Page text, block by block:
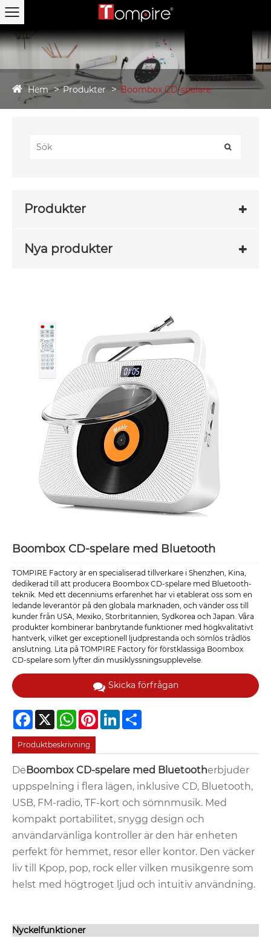
Hem Produkter Boombox CD-spelare
Produkter
Nya produkter
Boombox CD-spelare med Bluetooth
TOMPIRE Factory är en specialiserad tillverkare i Shenzhen, Kina,
dedikerad till att producera Boombox CD-spelare med Bluetooth-
teknik. Med ett decenniums erfarenhet har vi etablerat oss som en
ledande leverantör på den globala marknaden, och vänder oss till
kunder från USA, Mexiko, Storbritannien, Sydkorea och Japan. Våra
produkter kombinerar banbrytande funktioner med högkvalitativt
hantverk, vilket ger exceptionell ljudprestanda och sömlös trådlös
anslutning. Lita på TOMPIRE Factory för förstklassiga Boombox
CD-spelare som lyfter din musiklyssningsupplevelse.
Skicka förfrågan
Facebook
X WhatsAppPinterestLinkedIn
Produktbeskrivning
DeBoombox CD-spelare med Bluetootherbjuder
uppspelning i flera lägen, inklusive CD, Bluetooth,
USB, FM-radio, TF-kort och sömnmusik. Med
kompakt portabilitet, snygg design och
användarvänliga kontroller är den här enheten
perfekt för hemmet, resor eller kontor. Den väcker
liv till Kpop, pop, rock eller vilken musikgenre som
helst med högtroget ljud och intuitiv användning.
Nyckelfunktioner